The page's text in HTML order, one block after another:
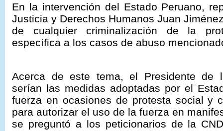
En la intervención del Estado Peruano,
Justicia y Derechos Humanos Juan
de cualquier criminalización de la
específica a los casos de abuso
Acerca de este tema, el Presidente de
serían las medidas adoptadas por el
fuerza en ocasiones de protesta social y
para autorizar el uso de la fuerza en
se preguntó a los peticionarios de la